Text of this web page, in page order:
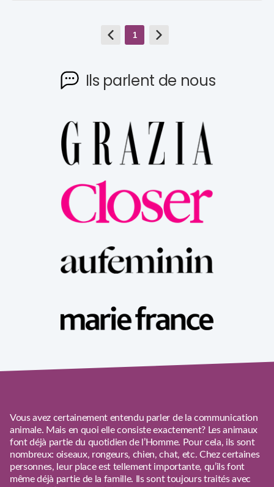
1
Ils parlent de nous
Vous avez certainement entendu parler de la communication
animale. Mais en quoi elle consiste exactement? Les animaux
font déjà partie du quotidien de l’Homme. Pour cela, ils sont
nombreux: oiseaux, rongeurs, chien, chat, etc. Chez certaines
personnes, leur place est tellement importante, qu’ils font
même déjà partie de la famille. Ils sont toujours traités avec